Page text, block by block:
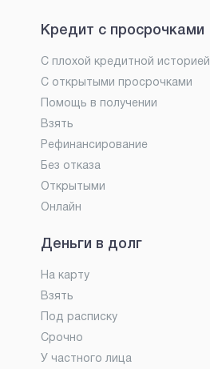
Кредит с просрочками
С плохой кредитной историей
С открытыми просрочками
Помощь в получении
Взять
Рефинансирование
Без отказа
Открытыми
Онлайн
Деньги в долг
На карту
Взять
Под расписку
Срочно
У частного лица